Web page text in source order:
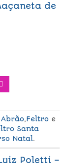
de
,Feltro e
Santa
Natal.
Poletti –